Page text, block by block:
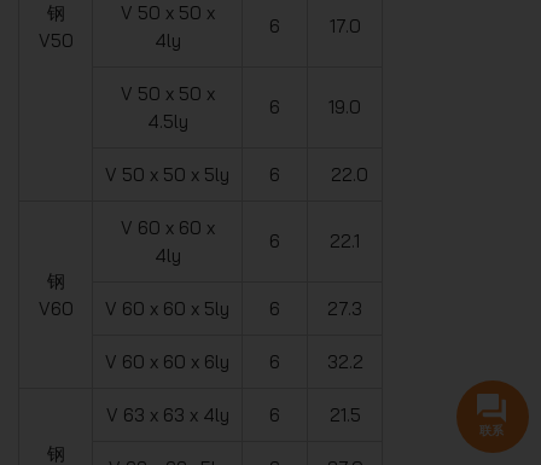
钢
V50
V 50 x 50 x
4ly
6 17.0
V 50 x 50 x
4.5ly
6 19.0
V 50 x 50 x 5ly 6 22.0
钢
V60
V 60 x 60 x
4ly
6 22.1
V 60 x 60 x 5ly 6 27.3
V 60 x 60 x 6ly 6 32.2
钢
V 63 x 63 x 4ly 6 21.5
联系